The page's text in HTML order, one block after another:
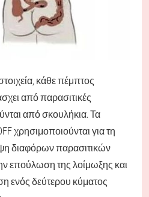
κάθε πέμπτος
από παρασιτικές
από σκουλήκια. Τα
χρησιμοποιούνται για τη
διαφόρων παρασιτικών
επούλωση της λοίμωξης και
ενός δεύτερου κύματος